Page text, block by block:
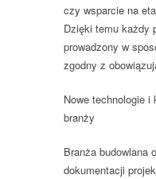
czy wsparcie na
Dzięki temu każdy
prowadzony w
zgodny z
Nowe technologie i
branży
Branża budowlana
dokumentacji